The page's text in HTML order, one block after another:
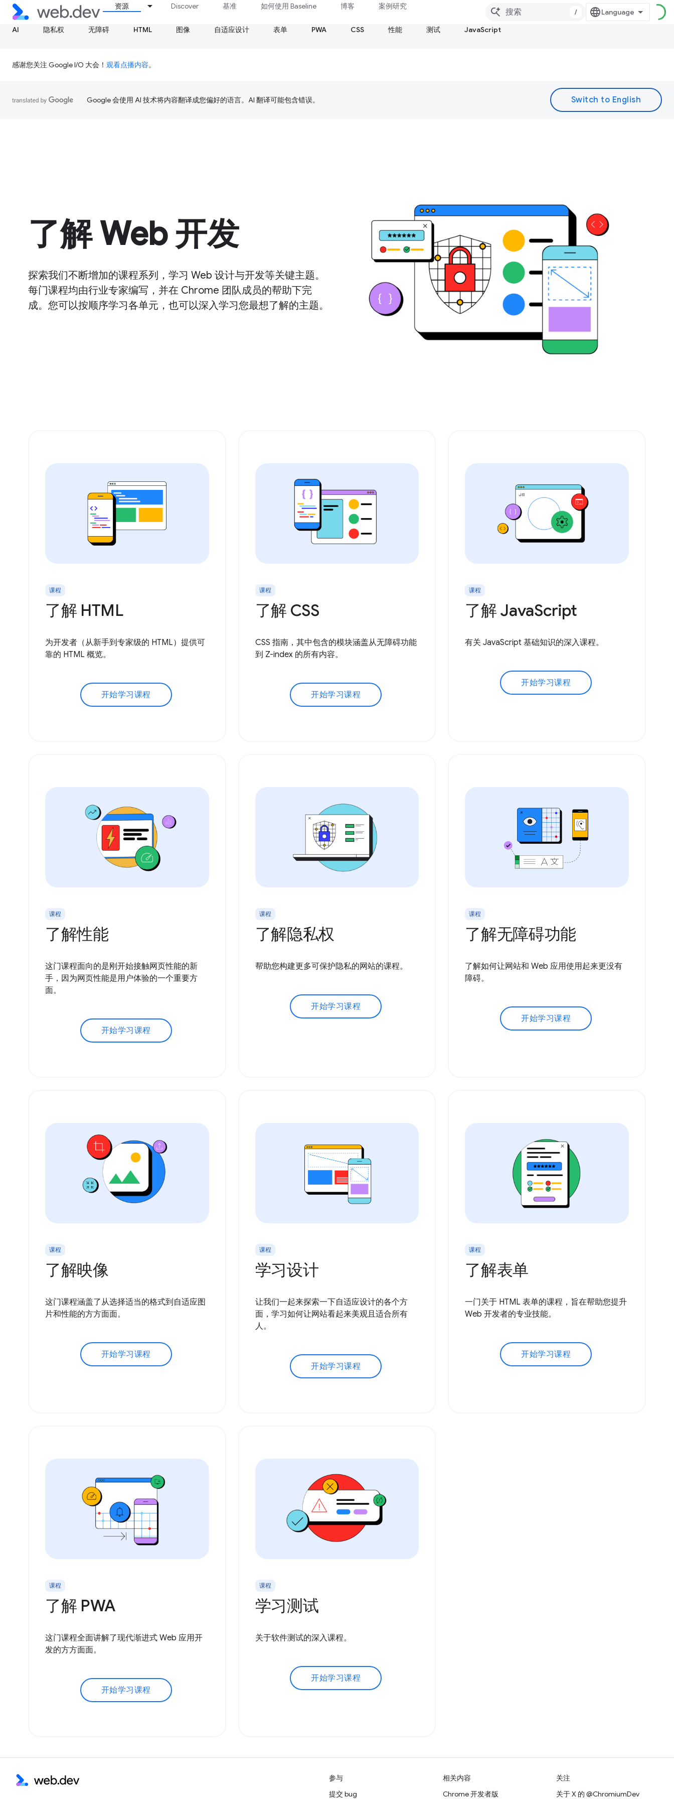
资源 Discover 基准 如何使用 Baseline 博客 案例研究
/
AI
隐私权 无障碍 HTML 图像 自适应设计 表单 PWA CSS 性能 测试 JavaScript
感谢您关注 Google I/O 大会！ 观看点播内容。
Google 会使用 AI 技术将内容翻译成您偏好的语言。AI 翻译可能包含错误。
了解 Web 开发
探索我们不断增加的课程系列，学习 Web 设计与开发等关键主题。
每门课程均由行业专家编写，并在 Chrome 团队成员的帮助下完
成。您可以按顺序学习各单元，也可以深入学习您最想了解的主题。
课程
了解 HTML
为开发者（从新手到专家级的 HTML）提供可
靠的 HTML 概览。
开始学习课程
课程
了解 CSS
CSS 指南，其中包含的模块涵盖从无障碍功能
到 Z-index 的所有内容。
开始学习课程
课程
了解 JavaScript
有关 JavaScript 基础知识的深入课程。
开始学习课程
课程
了解性能
这门课程面向的是刚开始接触网页性能的新
手，因为网页性能是用户体验的一个重要方
面。
开始学习课程
课程
了解隐私权
帮助您构建更多可保护隐私的网站的课程。
开始学习课程
课程
了解无障碍功能
了解如何让网站和 Web 应用使用起来更没有
障碍。
开始学习课程
课程
了解映像
这门课程涵盖了从选择适当的格式到自适应图
片和性能的方方面面。
开始学习课程
课程
学习设计
让我们一起来探索一下自适应设计的各个方
面，学习如何让网站看起来美观且适合所有
人。
开始学习课程
课程
了解表单
一门关于 HTML 表单的课程，旨在帮助您提升
Web 开发者的专业技能。
开始学习课程
课程
了解 PWA
这门课程全面讲解了现代渐进式 Web 应用开
发的方方面面。
开始学习课程
课程
学习测试
关于软件测试的深入课程。
开始学习课程
参与
提交 bug
相关内容
Chrome 开发者版
关注
关于 X 的 @ChromiumDev